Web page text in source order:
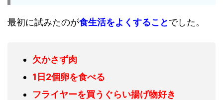
最初に試みたのが食生活をよくすることでした。
欠かさず肉
1日2個卵を食べる
フライヤーを買うぐらい揚げ物好き